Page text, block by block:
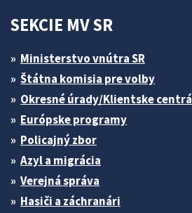
SEKCIE MV SR
Ministerstvo vnútra SR
Štátna komisia pre volby
Okresné úrady/Klientske centrá
Európske programy
Policajný zbor
Azyl a migrácia
Verejná správa
Hasiči a záchranári